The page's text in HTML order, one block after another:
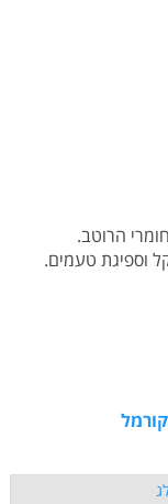
הרוטב.
דקות לריכוך קל וספיגת טעמים.